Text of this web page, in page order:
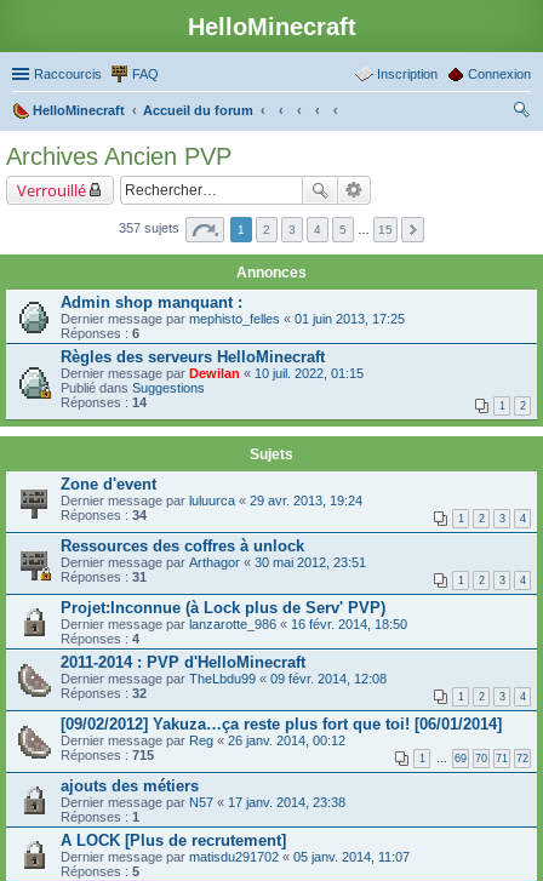
HelloMinecraft
Raccourcis FAQ Connexion
Inscription
HelloMinecraft
Accueil du forum
Archives Ancien PVP
Verrouillé
357 sujets 1 2 3 4 5 15
Annonces
Admin shop manquant :
Dernier message par mephisto_felles « 01 juin 2013, 17:25
Réponses : 6
Règles des serveurs HelloMinecraft
Dernier message par Dewilan « 10 juil. 2022, 01:15
Publié dans Suggestions
Réponses : 14 1 2
Sujets
Zone d'event
Dernier message par luluurca « 29 avr. 2013, 19:24
Réponses : 34 1 2 3 4
Ressources des coffres à unlock
Dernier message par Arthagor « 30 mai 2012, 23:51
Réponses : 31 1 2 3 4
Projet:Inconnue (à Lock plus de Serv' PVP)
Dernier message par lanzarotte_986 « 16 févr. 2014, 18:50
Réponses : 4
2011-2014 : PVP d'HelloMinecraft
Dernier message par TheLbdu99 « 09 févr. 2014, 12:08
Réponses : 32 1 2 3 4
[09/02/2012] Yakuza…ça reste plus fort que toi! [06/01/2014]
Dernier message par Reg « 26 janv. 2014, 00:12
Réponses : 715 1 … 69 70 71 72
ajouts des métiers
Dernier message par N57 « 17 janv. 2014, 23:38
Réponses : 1
A LOCK [Plus de recrutement]
Dernier message par matisdu291702 « 05 janv. 2014, 11:07
Réponses : 5